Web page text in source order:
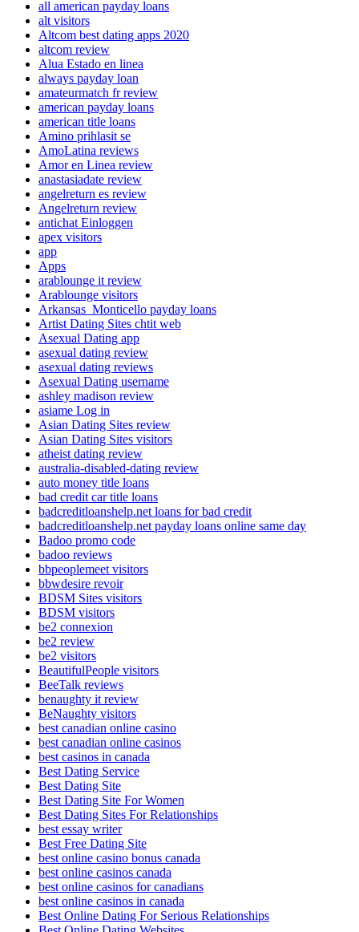
all american payday loans
alt visitors
Altcom best dating apps 2020
altcom review
Alua Estado en linea
always payday loan
amateurmatch fr review
american payday loans
american title loans
Amino prihlasit se
AmoLatina reviews
Amor en Linea review
anastasiadate review
angelreturn es review
Angelreturn review
antichat Einloggen
apex visitors
app
Apps
arablounge it review
Arablounge visitors
Arkansas_Monticello payday loans
Artist Dating Sites chtit web
Asexual Dating app
asexual dating review
asexual dating reviews
Asexual Dating username
ashley madison review
asiame Log in
Asian Dating Sites review
Asian Dating Sites visitors
atheist dating review
australia-disabled-dating review
auto money title loans
bad credit car title loans
badcreditloanshelp.net loans for bad credit
badcreditloanshelp.net payday loans online same day
Badoo promo code
badoo reviews
bbpeoplemeet visitors
bbwdesire revoir
BDSM Sites visitors
BDSM visitors
be2 connexion
be2 review
be2 visitors
BeautifulPeople visitors
BeeTalk reviews
benaughty it review
BeNaughty visitors
best canadian online casino
best canadian online casinos
best casinos in canada
Best Dating Service
Best Dating Site
Best Dating Site For Women
Best Dating Sites For Relationships
best essay writer
Best Free Dating Site
best online casino bonus canada
best online casinos canada
best online casinos for canadians
best online casinos in canada
Best Online Dating For Serious Relationships